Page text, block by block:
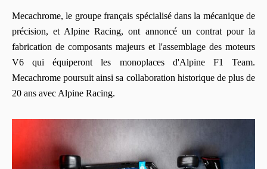
Mecachrome, le groupe français spécialisé dans la mécanique de
précision, et Alpine Racing, ont annoncé un contrat pour la
fabrication de composants majeurs et l'assemblage des moteurs
V6 qui équiperont les monoplaces d'Alpine F1 Team.
Mecachrome poursuit ainsi sa collaboration historique de plus de
20 ans avec Alpine Racing.